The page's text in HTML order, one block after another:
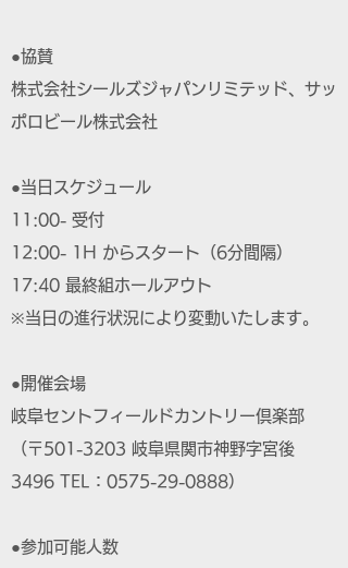
●協賛
株式会社シールズジャパンリミテッド、サッ
ポロビール株式会社
●当日スケジュール
11:00- 受付
12:00- 1H からスタート（6分間隔）
17:40 最終組ホールアウト
※当日の進行状況により変動いたします。
●開催会場
岐阜セントフィールドカントリー倶楽部
（〒501-3203 岐阜県関市神野字宮後
3496 TEL：0575-29-0888）
●参加可能人数